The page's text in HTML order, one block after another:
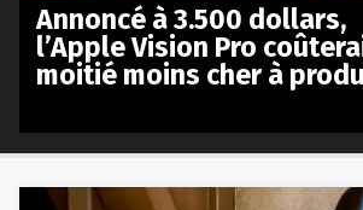
Annoncé à 3.500 dollars,
l’Apple Vision Pro
moitié moins cher à